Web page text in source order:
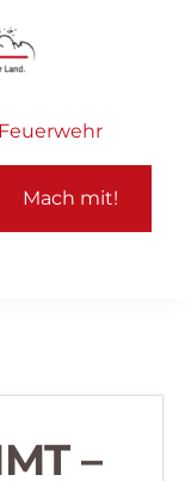
Feuerwehr
Mach mit!
–